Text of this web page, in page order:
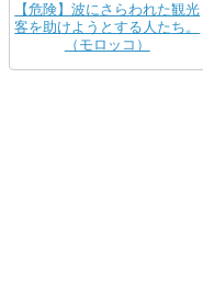
【危険】波にさらわれた観光
客を助けようとする人たち。
（モロッコ）